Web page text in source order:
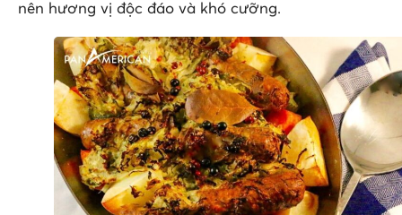
nên hương vị độc đáo và khó cưỡng.